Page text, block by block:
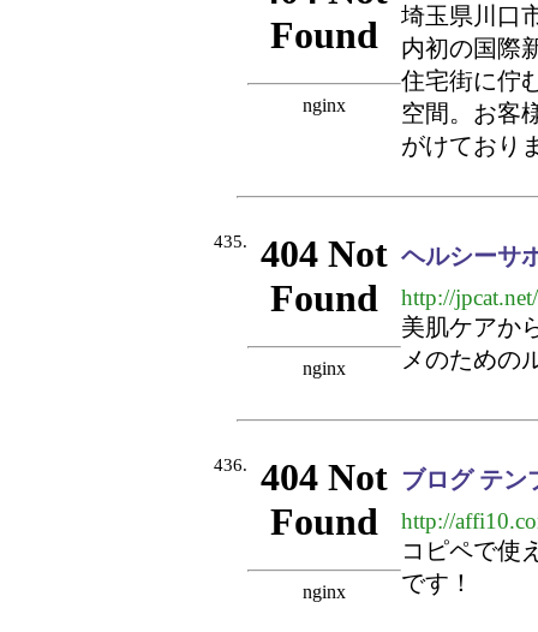
埼玉県川口
内初の国際
住宅街に佇
空間。お客
がけており
435.
ヘルシーサ
http://
美肌ケアか
メのための
436.
ブログ テン
http://
コピペで使
です！